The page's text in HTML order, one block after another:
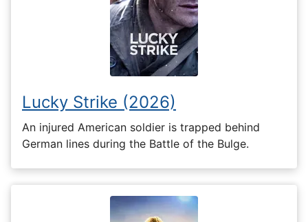
Lucky Strike (2026)
An injured American soldier is trapped behind
German lines during the Battle of the Bulge.